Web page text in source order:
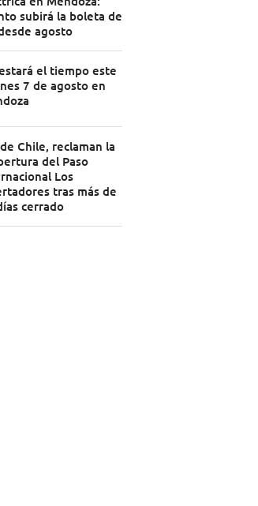
subirá la boleta de
agosto
el tiempo este
7 de agosto en
Chile, reclaman la
del Paso
Los
tras más de
cerrado